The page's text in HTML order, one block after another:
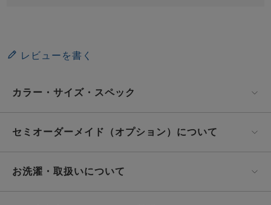
レビューを書く
カラー・サイズ・スペック
セミオーダーメイド（オプション）について
お洗濯・取扱いについて